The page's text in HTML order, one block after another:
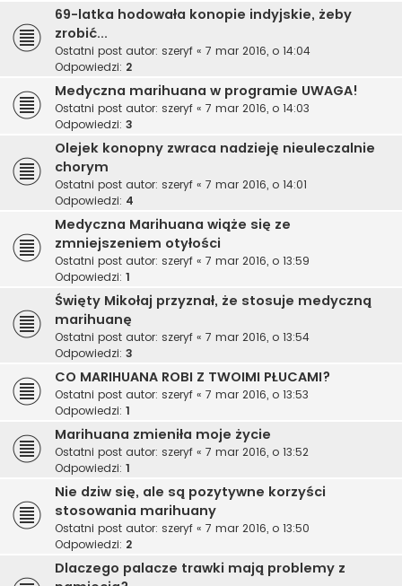
69-latka hodowała konopie indyjskie, żeby
zrobić...
Ostatni post autor: szeryf « 7 mar 2016, o 14:04
Odpowiedzi: 2
Medyczna marihuana w programie UWAGA!
Ostatni post autor: szeryf « 7 mar 2016, o 14:03
Odpowiedzi: 3
Olejek konopny zwraca nadzieję nieuleczalnie
chorym
Ostatni post autor: szeryf « 7 mar 2016, o 14:01
Odpowiedzi: 4
Medyczna Marihuana wiąże się ze
zmniejszeniem otyłości
Ostatni post autor: szeryf « 7 mar 2016, o 13:59
Odpowiedzi: 1
Święty Mikołaj przyznał, że stosuje medyczną
marihuanę
Ostatni post autor: szeryf « 7 mar 2016, o 13:54
Odpowiedzi: 3
CO MARIHUANA ROBI Z TWOIMI PŁUCAMI?
Ostatni post autor: szeryf « 7 mar 2016, o 13:53
Odpowiedzi: 1
Marihuana zmieniła moje życie
Ostatni post autor: szeryf « 7 mar 2016, o 13:52
Odpowiedzi: 1
Nie dziw się, ale są pozytywne korzyści
stosowania marihuany
Ostatni post autor: szeryf « 7 mar 2016, o 13:50
Odpowiedzi: 2
Dlaczego palacze trawki mają problemy z